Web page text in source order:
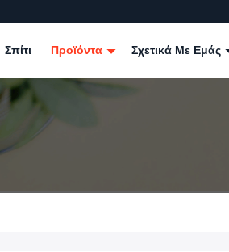
Σπίτι Προϊόντα Σχετικά Με Εμάς